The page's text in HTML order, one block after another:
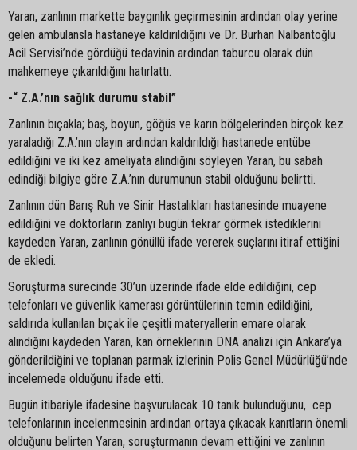
Yaran, zanlının markette baygınlık geçirmesinin ardından olay yerine
gelen ambulansla hastaneye kaldırıldığını ve Dr. Burhan Nalbantoğlu
Acil Servisi’nde gördüğü tedavinin ardından taburcu olarak dün
mahkemeye çıkarıldığını hatırlattı.
-“ Z.A.’nın sağlık durumu stabil”
Zanlının bıçakla; baş, boyun, göğüs ve karın bölgelerinden birçok kez
yaraladığı Z.A.’nın olayın ardından kaldırıldığı hastanede entübe
edildiğini ve iki kez ameliyata alındığını söyleyen Yaran, bu sabah
edindiği bilgiye göre Z.A.’nın durumunun stabil olduğunu belirtti.
Zanlının dün Barış Ruh ve Sinir Hastalıkları hastanesinde muayene
edildiğini ve doktorların zanlıyı bugün tekrar görmek istediklerini
kaydeden Yaran, zanlının gönüllü ifade vererek suçlarını itiraf ettiğini
de ekledi.
Soruşturma sürecinde 30’un üzerinde ifade elde edildiğini, cep
telefonları ve güvenlik kamerası görüntülerinin temin edildiğini,
saldırıda kullanılan bıçak ile çeşitli materyallerin emare olarak
alındığını kaydeden Yaran, kan örneklerinin DNA analizi için Ankara’ya
gönderildiğini ve toplanan parmak izlerinin Polis Genel Müdürlüğü’nde
incelemede olduğunu ifade etti.
Bugün itibariyle ifadesine başvurulacak 10 tanık bulunduğunu, cep
telefonlarının incelenmesinin ardından ortaya çıkacak kanıtların önemli
olduğunu belirten Yaran, soruşturmanın devam ettiğini ve zanlının